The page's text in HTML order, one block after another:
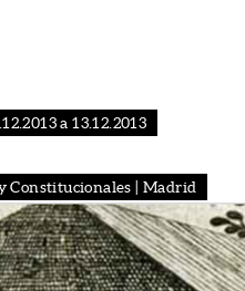
a 13.12.2013
Constitucionales | Madrid